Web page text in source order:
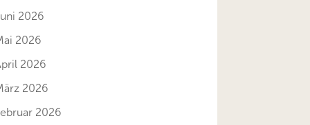
2026
2026
2026
2026
2026